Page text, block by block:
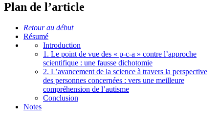
Plan de l’article
Retour au début
Résumé
Introduction
1. Le point de vue des « p-c-a » contre l’approche
scientifique : une fausse dichotomie
2. L’avancement de la science à travers la perspective
des personnes concernées : vers une meilleure
compréhension de l’autisme
Conclusion
Notes